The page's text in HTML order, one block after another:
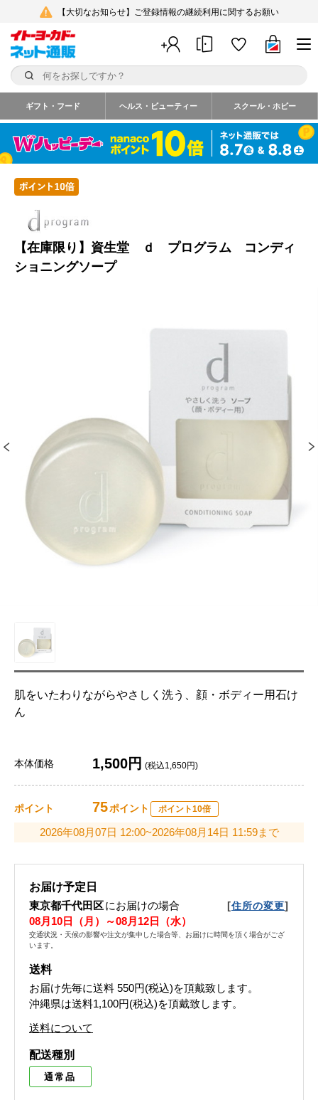
【大切なお知らせ】ご登録情報の継続利用に関するお願い
ギフト・フード ヘルス・ビューティー スクール・ホビー
【在庫限り】資生堂 ｄ プログラム コンディ
ショニングソープ
肌をいたわりながらやさしく洗う、顔・ボディー用石け
ん
本体価格 1,500円 (税込1,650円)
ポイント 75ポイント ポイント10倍
2026年08月07日 12:00~2026年08月14日 11:59まで
お届け予定日
東京都千代田区にお届けの場合 [住所の変更]
08月10日（月）～08月12日（水）
交通状況・天候の影響や注文が集中した場合等、お届けに時間を頂く場合がござ
います。
送料
お届け先毎に送料 550円(税込)を頂戴致します。
沖縄県は送料1,100円(税込)を頂戴致します。
送料について
配送種別
通常品